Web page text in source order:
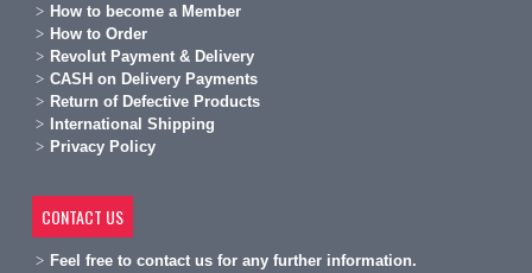
How to become a Member
How to Order
Revolut Payment & Delivery
CASH on Delivery Payments
Return of Defective Products
International Shipping
Privacy Policy
CONTACT US
Feel free to contact us for any further information.